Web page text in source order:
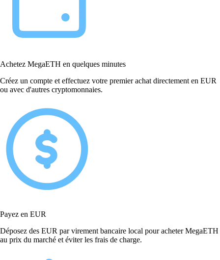
Achetez MegaETH en quelques minutes
Créez un compte et effectuez votre premier achat directement en EUR
ou avec d'autres cryptomonnaies.
Payez en EUR
Déposez des EUR par virement bancaire local pour acheter MegaETH
au prix du marché et éviter les frais de charge.